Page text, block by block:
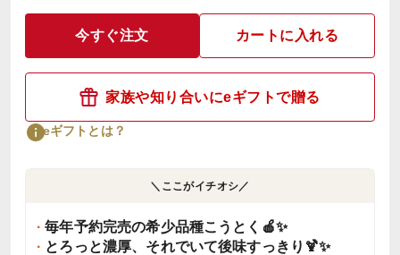
今すぐ注文 カートに入れる
家族や知り合いにeギフトで贈る
eギフトとは？
＼ここがイチオシ／
毎年予約完売の希少品種こうとく🍎✨
とろっと濃厚、それでいて後味すっきり🍹✨